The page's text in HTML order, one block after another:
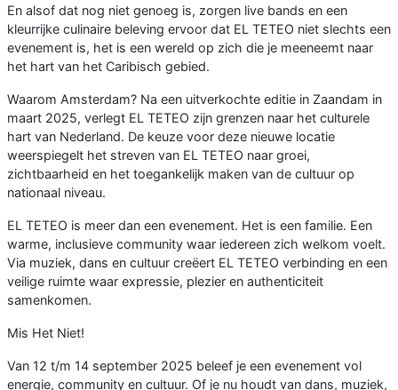
En alsof dat nog niet genoeg is, zorgen live bands en een
kleurrijke culinaire beleving ervoor dat EL TETEO niet slechts een
evenement is, het is een wereld op zich die je meeneemt naar
het hart van het Caribisch gebied.
Waarom Amsterdam? Na een uitverkochte editie in Zaandam in
maart 2025, verlegt EL TETEO zijn grenzen naar het culturele
hart van Nederland. De keuze voor deze nieuwe locatie
weerspiegelt het streven van EL TETEO naar groei,
zichtbaarheid en het toegankelijk maken van de cultuur op
nationaal niveau.
EL TETEO is meer dan een evenement. Het is een familie. Een
warme, inclusieve community waar iedereen zich welkom voelt.
Via muziek, dans en cultuur creëert EL TETEO verbinding en een
veilige ruimte waar expressie, plezier en authenticiteit
samenkomen.
Mis Het Niet!
Van 12 t/m 14 september 2025 beleef je een evenement vol
energie, community en cultuur. Of je nu houdt van dans, muziek,